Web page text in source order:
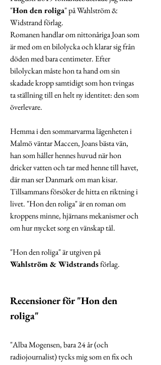
Recensioner för "Hon den
roliga"
"Alba Mogensen, bara 24 år (och
radiojournalist) tycks mig som en fix och
"Hon den roliga" på Wahlström &
Widstrand förlag.
Romanen handlar om nittonåriga Joan som
är med om en bilolycka och klarar sig från
döden med bara centimeter. Efter
bilolyckan måste hon ta hand om sin
skadade kropp samtidigt som hon tvingas
ta ställning till en helt ny identitet: den som
överlevare.
Hemma i den sommarvarma lägenheten i
Malmö väntar Maccen, Joans bästa vän,
han som håller hennes huvud när hon
dricker vatten och tar med henne till havet,
där man ser Danmark om man kisar.
Tillsammans försöker de hitta en riktning i
livet. "Hon den roliga" är en roman om
kroppens minne, hjärnans mekanismer och
om hur mycket sorg en vänskap tål.
"Hon den roliga" är utgiven på
Wahlström & Widstrandsförlag.